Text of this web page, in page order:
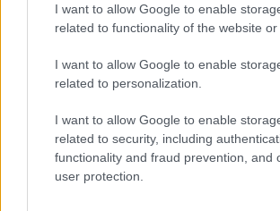
I want to allow Google to enable
related to functionality of the website or
I want to allow Google to enable
related to personalization.
I want to allow Google to enable
related to security, including
functionality and fraud prevention, and
user protection.